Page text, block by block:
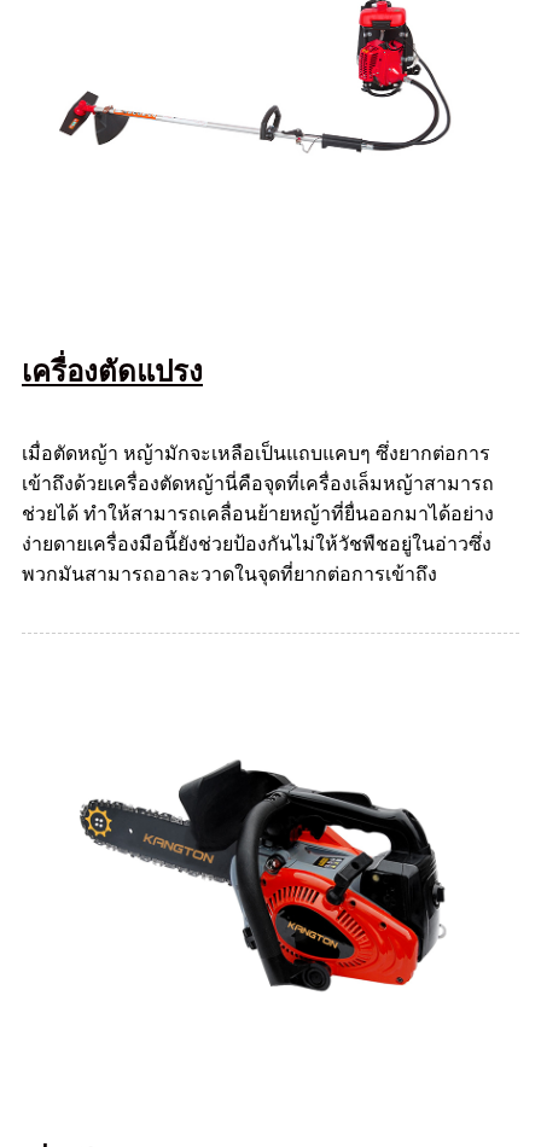
เครื่องตัดแปรง
เมื่อตัดหญ้า หญ้ามักจะเหลือเป็นแถบแคบๆ ซึ่งยากต่อการ
เข้าถึงด้วยเครื่องตัดหญ้านี่คือจุดที่เครื่องเล็มหญ้าสามารถ
ช่วยได้ ทำให้สามารถเคลื่อนย้ายหญ้าที่ยื่นออกมาได้อย่าง
ง่ายดายเครื่องมือนี้ยังช่วยป้องกันไม่ให้วัชพืชอยู่ในอ่าวซึ่ง
พวกมันสามารถอาละวาดในจุดที่ยากต่อการเข้าถึง